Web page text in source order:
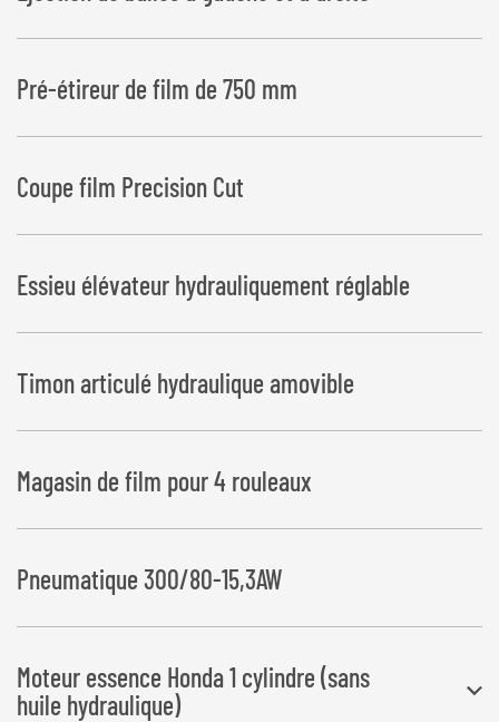
Pré-étireur de film de 750 mm
Coupe film Precision Cut
Essieu élévateur hydrauliquement réglable
Timon articulé hydraulique amovible
Magasin de film pour 4 rouleaux
Pneumatique 300/80-15,3AW
Moteur essence Honda 1 cylindre (sans
huile hydraulique)